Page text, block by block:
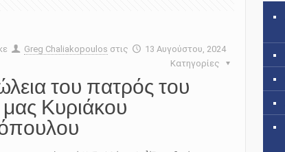
Greg Chaliakopoulos στις
13 Αυγούστου, 2024
Κατηγορίες
του πατρός του
μας Κυριάκου